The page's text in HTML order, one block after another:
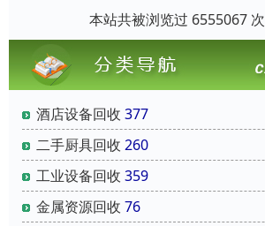
本站共被浏览过 6555067 次
酒店设备回收 377
二手厨具回收 260
工业设备回收 359
金属资源回收 76